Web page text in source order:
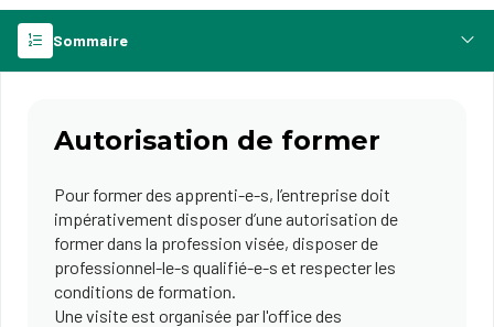
Sommaire
Autorisation de former
Pour former des apprenti-e-s, l’entreprise doit
impérativement disposer d’une autorisation de
former dans la profession visée, disposer de
professionnel-le-s qualifié-e-s et respecter les
conditions de formation.
Une visite est organisée par l'office des